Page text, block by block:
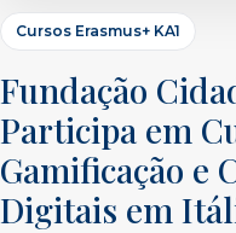
Cursos Erasmus+ KA1
Fundação
Participa em
Gamificação e
Digitais em